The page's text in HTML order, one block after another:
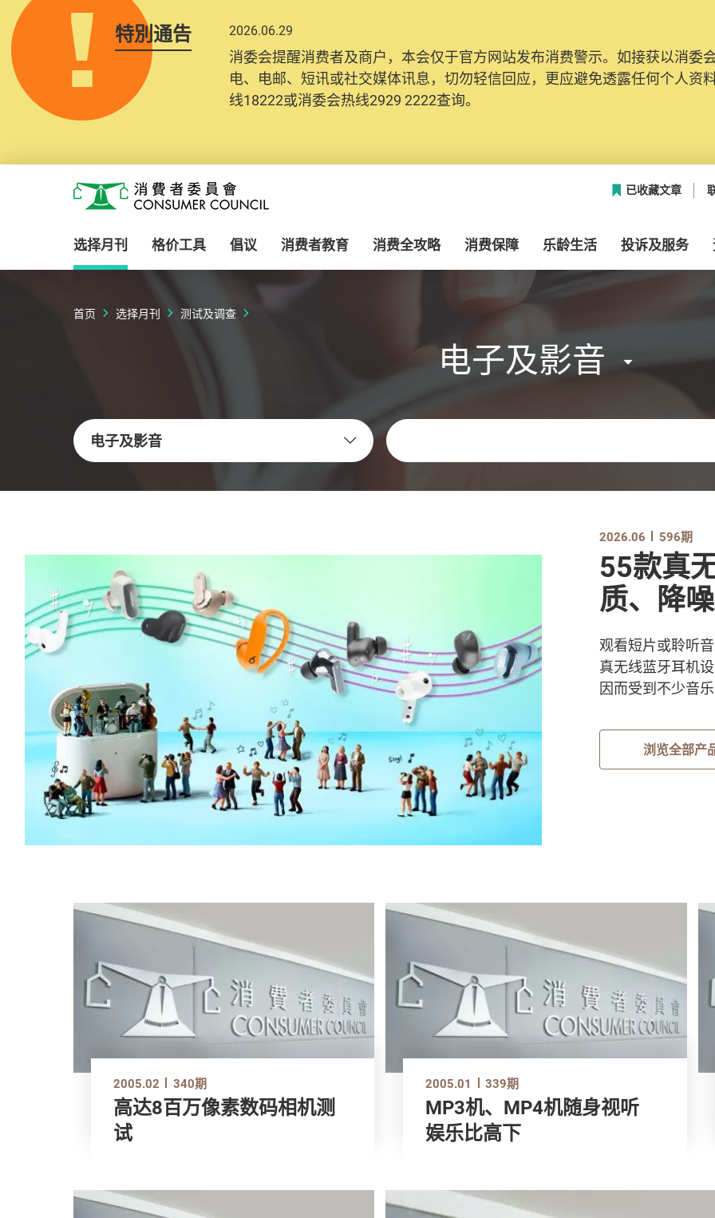
特別通告 2026.06.29
消委会提醒消费者及商户，本会仅于官方网站发布消费警示。如接获以消委
电、电邮、短讯或社交媒体讯息，切勿轻信回应，更应避免透露任何个人资
线18222或消委会热线2929 2222查询。
消费者委员会
已收藏文章
选择月刊 格价工具 倡议 消费者教育 消费全攻略 消费保障 乐龄生活 投诉及服务
首页 选择月刊 测试及调查
电子及影音
电子及影音
关键字
2026.06 596期
55款真
质、降
观看短片或聆听
真无线蓝牙耳机
因而受到不少音
浏览全部产
2005.02 340期
高达8百万像素数码相机测
试
2005.01 339期
MP3机、MP4机随身视听
娱乐比高下